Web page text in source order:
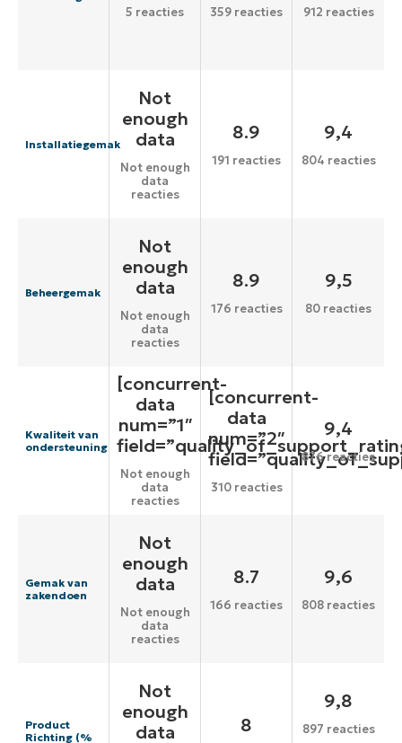
5 reacties 359 reacties 912 reacties
Installatiegemak
Not
enough
data
Not enough
data
reacties
8.9
191 reacties
9,4
804 reacties
Beheergemak
Not
enough
data
Not enough
data
reacties
8.9
176 reacties
9,5
80 reacties
Kwaliteit van
ondersteuning
[concurrent-
data
num=”1″
Not enough
data
reacties
[concurrent-
data
num=”2″
310 reacties
9,4
876 reacties
Gemak van
zakendoen
Not
enough
data
Not enough
data
reacties
8.7
166 reacties
9,6
808 reacties
Product
Richting (%
Not
enough
data
8
9,8
897 reacties